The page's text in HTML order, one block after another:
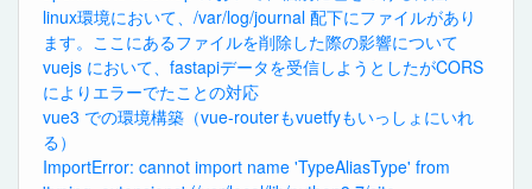
linux環境において、/var/log/journal 配下にファイルがあり
ます。ここにあるファイルを削除した際の影響について
vuejs において、fastapiデータを受信しようとしたがCORS
によりエラーでたことの対応
vue3 での環境構築（vue-routerもvuetfyもいっしょにいれ
る）
ImportError: cannot import name 'TypeAliasType' from